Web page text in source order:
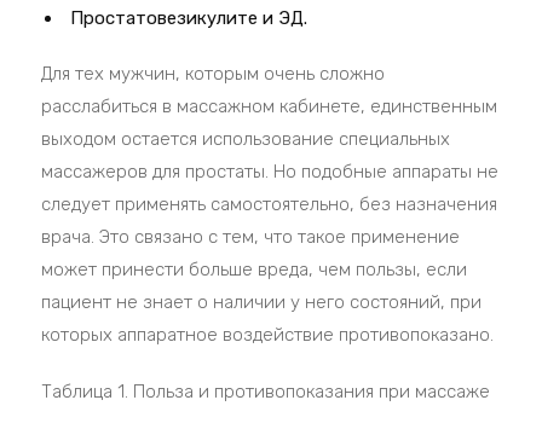
Простатовезикулите и ЭД.
Для тех мужчин, которым очень сложно
расслабиться в массажном кабинете, единственным
выходом остается использование специальных
массажеров для простаты. Но подобные аппараты не
следует применять самостоятельно, без назначения
врача. Это связано с тем, что такое применение
может принести больше вреда, чем пользы, если
пациент не знает о наличии у него состояний, при
которых аппаратное воздействие противопоказано.
Таблица 1. Польза и противопоказания при массаже